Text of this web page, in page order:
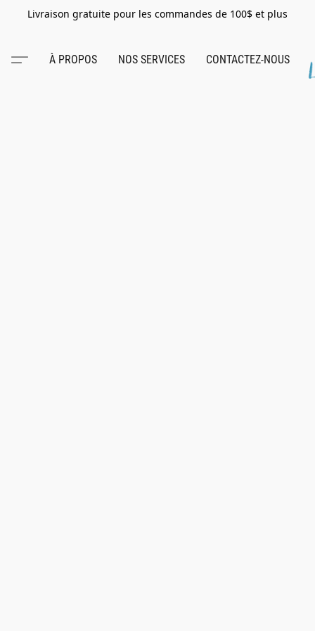
Livraison gratuite pour les commandes de 100$ et plus
À PROPOS NOS SERVICES CONTACTEZ-NOUS